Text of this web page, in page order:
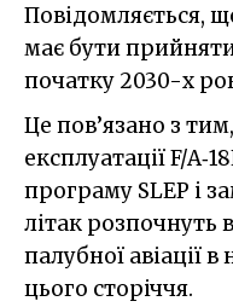
Повідомляється,
має бути
початку 2030-х
Це пов’язано з
експлуатації F/
програму SLEP і
літак розпочнуть
палубної авіації
цього сторіччя.